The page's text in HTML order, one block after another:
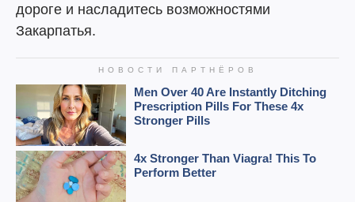
дороге и насладитесь возможностями
Закарпатья.